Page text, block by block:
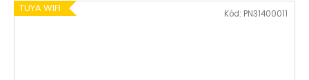
TUYA WIFI Kód: PN31400011